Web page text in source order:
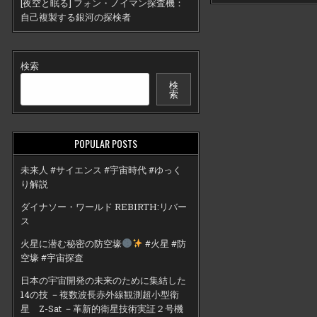
自己複製する銀河の探検者
検索
検
索
POPULAR POSTS
未来人 #サイエンス #宇宙時代 #ゆっく
り解説
ダイナソー・ワールド REBIRTH:リバー
ス
火星に潜む秘密の防空壕
#火星 #防
空壕 #宇宙探査
日本の宇宙開発の未来のために集結した
14の技 －複数波長赤外線観測超小型衛
星 Z-Sat －革新的衛星技術実証２号機